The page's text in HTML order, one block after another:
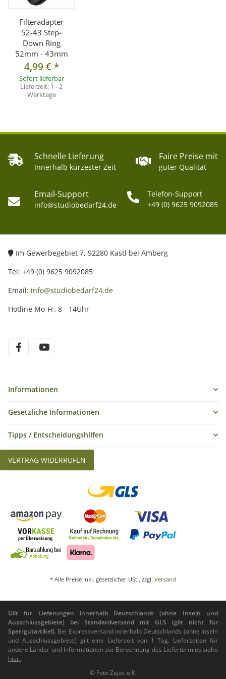
Filteradapter
52-43 Step-
Down Ring
52mm - 43mm
4,99 €*
Sofort lieferbar
Lieferzeit: 1 - 2
Werktage
Schnelle Lieferung
Innerhalb kürzester Zeit
Faire Preise mit
guter Qualität
Email-Support
info@studiobedarf24.de
Telefon-Support
+49 (0) 9625 9092085
Im Gewerbegebiet 7, 92280 Kastl bei Amberg
Tel: +49 (0) 9625 9092085
Email: info@studiobedarf24.de
Hotline Mo-Fr. 8 - 14Uhr
Informationen
Gesetzliche Informationen
Tipps / Entscheidungshilfen
VERTRAG WIDERRUFEN
* Alle Preise inkl. gesetzlicher USt., zzgl. Versand
Gilt für Lieferungen innerhalb Deutschlands (ohne Inseln und
Ausschlussgebiete) bei Standardversand mit GLS (gilt nicht für
Sperrgutartikel). Bei Expressversand innerhalb Deutschlands (ohne Inseln
und Ausschlussgebiete) gilt eine Lieferzeit von 1 Tag. Lieferzeiten für
andere Länder und Informationen zur Berechnung des Liefertermins siehe
hier .
© Foto Zajac e.K.